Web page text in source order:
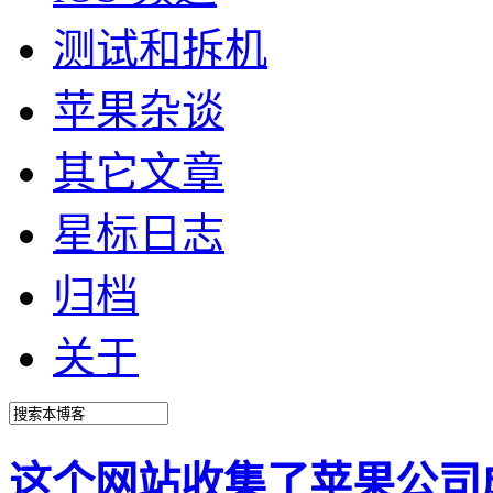
测试和拆机
苹果杂谈
其它文章
星标日志
归档
关于
这个网站收集了苹果公